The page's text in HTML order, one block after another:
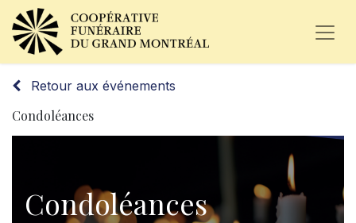
Retour aux événements
Condoléances
Condoléances